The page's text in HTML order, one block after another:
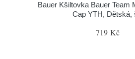
Bauer Kšiltovka Bauer Team
Cap YTH, Dětská,
719 Kč